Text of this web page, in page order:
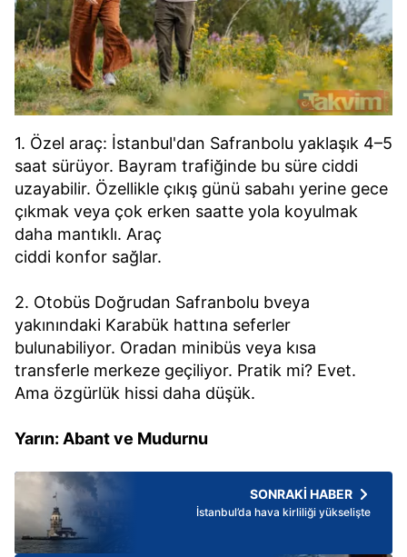
1. Özel araç: İstanbul'dan Safranbolu yaklaşık 4–5
saat sürüyor. Bayram trafiğinde bu süre ciddi
uzayabilir. Özellikle çıkış günü sabahı yerine gece
çıkmak veya çok erken saatte yola koyulmak
daha mantıklı. Araç
ciddi konfor sağlar.
2. Otobüs Doğrudan Safranbolu bveya
yakınındaki Karabük hattına seferler
bulunabiliyor. Oradan minibüs veya kısa
transferle merkeze geçiliyor. Pratik mi? Evet.
Ama özgürlük hissi daha düşük.
Yarın: Abant ve Mudurnu
SONRAKİ HABER
İstanbul’da hava kirliliği yükselişte